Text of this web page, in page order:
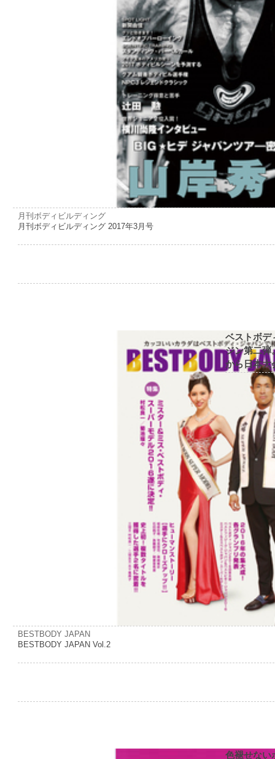
月刊ボディビルディング
月刊ボディビルディング 2017年3月号
ベストボデ
ジン第二弾
から日本大
BESTBODY JAPAN
BESTBODY JAPAN Vol.2
色褪せない